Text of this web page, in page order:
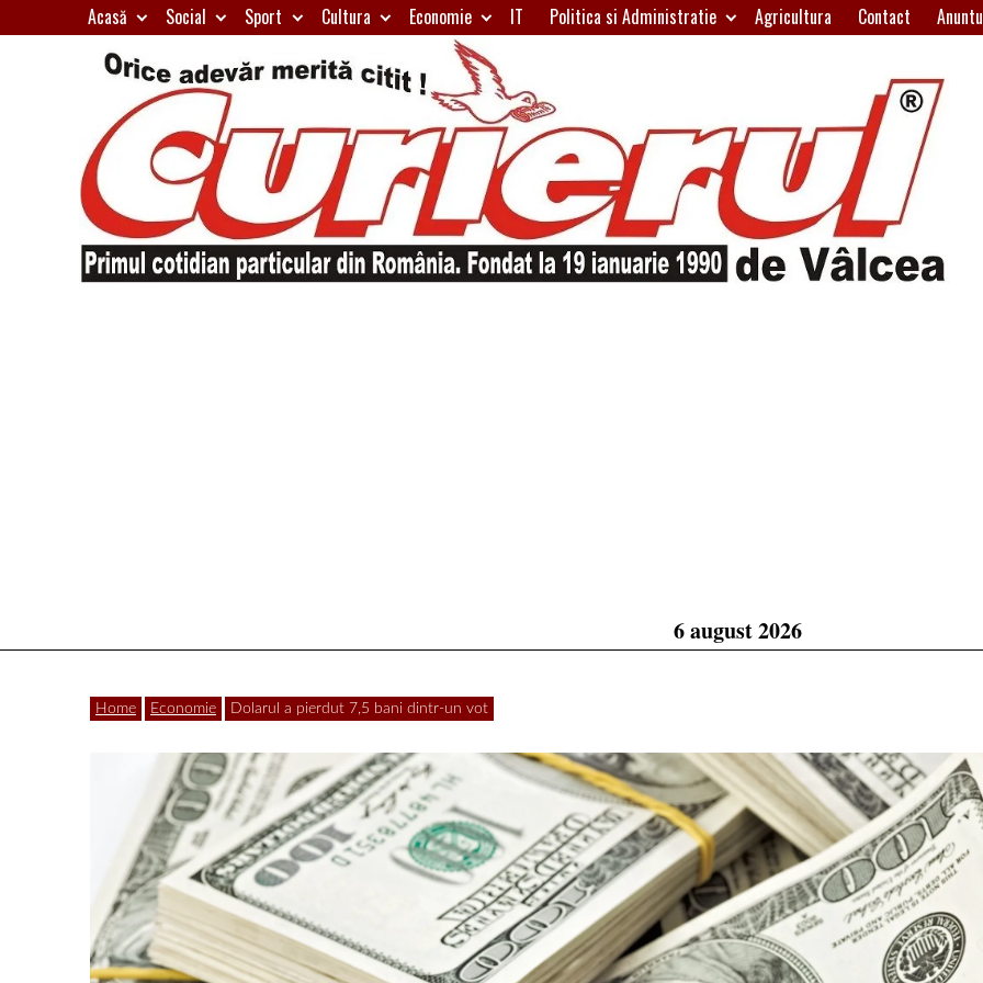
to
Acasă Social Sport Cultura Economie IT Politica si Administratie Agricultura Contact
6 august 2026
Home Economie Dolarul a pierdut 7,5 bani dintr-un vot